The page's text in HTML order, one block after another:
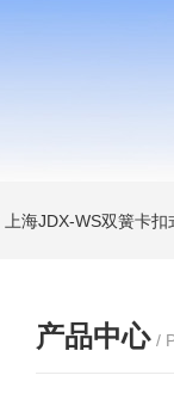
上海JDX-WS双簧卡
产品中心 /